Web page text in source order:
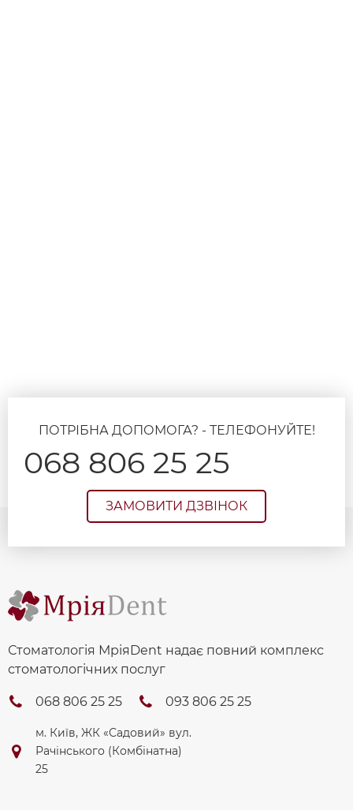
ПОТРІБНА ДОПОМОГА? - ТЕЛЕФОНУЙТЕ!
068 806 25 25
ЗАМОВИТИ ДЗВІНОК
Стоматологія МріяDent надає повний комплекс
стоматологічних послуг
068 806 25 25 093 806 25 25
м. Київ, ЖК «Садовий» вул.
Рачінського (Комбінатна)
25